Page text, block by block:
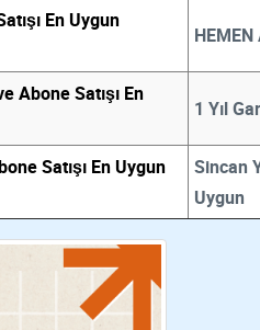
En Uygun
Abone Satışı En
1 Yıl
Satışı En Uygun
Sincan
Uygun